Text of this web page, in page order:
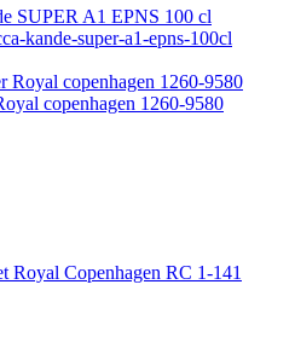
kande-super-a1-epns-100cl
copenhagen 1260-9580
Royal Copenhagen RC 1-141